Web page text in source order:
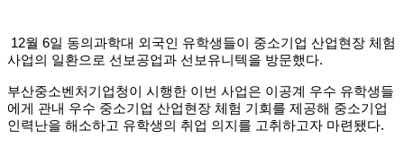
12월 6일 동의과학대 외국인 유학생들이 중소기업 산업현장 체험
사업의 일환으로 선보공업과 선보유니텍을 방문했다.
부산중소벤처기업청이 시행한 이번 사업은 이공계 우수 유학생들
에게 관내 우수 중소기업 산업현장 체험 기회를 제공해 중소기업
인력난을 해소하고 유학생의 취업 의지를 고취하고자 마련됐다.